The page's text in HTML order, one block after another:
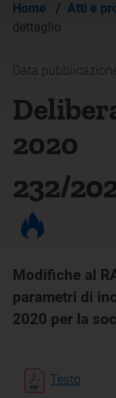
Home / Atti e
dettaglio
Data
2020
232/
Modifiche al
parametri di
2020 per la
Testo